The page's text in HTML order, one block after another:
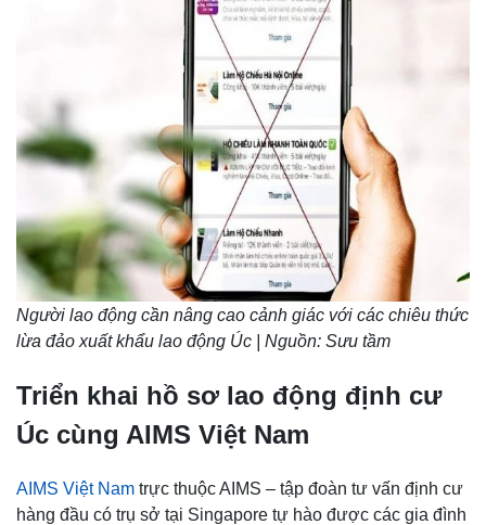
Người lao động cần nâng cao cảnh giác với các chiêu thức
lừa đảo xuất khẩu lao động Úc | Nguồn: Sưu tầm
Triển khai hồ sơ lao động định cư
Úc cùng AIMS Việt Nam
AIMS Việt Nam trực thuộc AIMS – tập đoàn tư vấn định cư
hàng đầu có trụ sở tại Singapore tự hào được các gia đình